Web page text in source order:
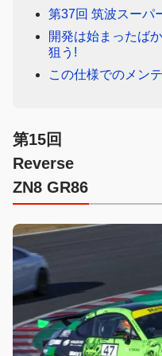
第37回 筑波スーパ
開発は始まったば
狙う!
この仕様でのメン
第15回
Reverse
ZN8 GR86